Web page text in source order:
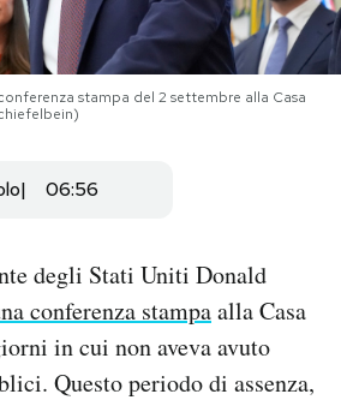
stampa del 2 settembre alla Casa
06:56
degli Stati Uniti Donald
conferenza stampaalla Casa
in cui non aveva avuto
Questo periodo di assenza,